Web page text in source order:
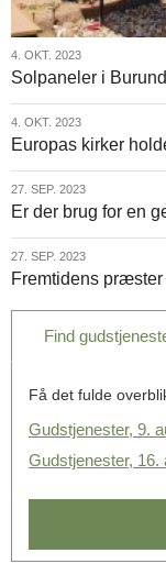
4.
okt.
2023
4. OKT. 2023
Solpaneler i
4.
okt.
2023
4. OKT. 2023
Europas kirker
27.
sep.
2023
27. SEP. 2023
Er der brug for en
27.
sep.
2023
27. SEP. 2023
Fremtidens præster
Find
Få det fulde
Gudstjenester, 9.
Gudstjenester, 16.